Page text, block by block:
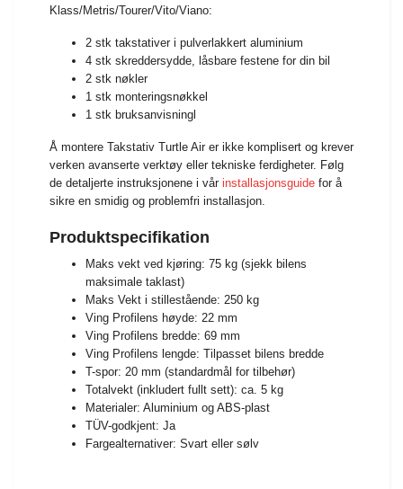
Klass/Metris/Tourer/Vito/Viano:
2 stk takstativer i pulverlakkert aluminium
4 stk skreddersydde, låsbare festene for din bil
2 stk nøkler
1 stk monteringsnøkkel
1 stk bruksanvisningl
Å montere Takstativ Turtle Air er ikke komplisert og krever
verken avanserte verktøy eller tekniske ferdigheter. Følg
de detaljerte instruksjonene i vår installasjonsguide for å
sikre en smidig og problemfri installasjon.
Produktspecifikation
Maks vekt ved kjøring: 75 kg (sjekk bilens
maksimale taklast)
Maks Vekt i stillestående: 250 kg
Ving Profilens høyde: 22 mm
Ving Profilens bredde: 69 mm
Ving Profilens lengde: Tilpasset bilens bredde
T-spor: 20 mm (standardmål for tilbehør)
Totalvekt (inkludert fullt sett): ca. 5 kg
Materialer: Aluminium og ABS-plast
TÜV-godkjent: Ja
Fargealternativer: Svart eller sølv